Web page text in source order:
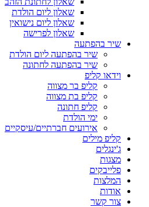
שאלון ליום הולדת
שאלון ליום נישואין
שאלון לפרישה
שיר בהפתעה
שיר בהפתעה ליום הולדת
שיר בהפתעה לחתונה
וידאו קליפ
קליפ בר מצווה
קליפ בת מצווה
קליפ חתונה
ימי הולדת
אירועים חברתיים/עיסקיים
קליפ מילים
ג'ינגלים
מצגות
פלייבקים
המלצות
אודות
צור קשר